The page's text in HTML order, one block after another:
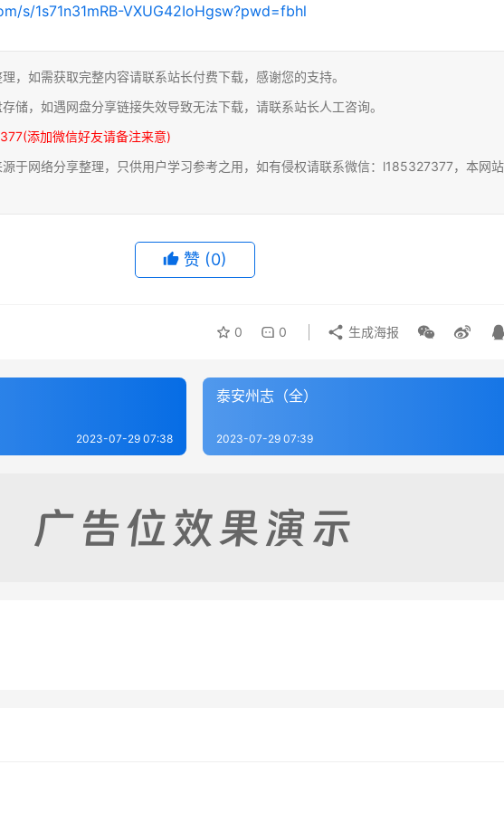
s/1s71n31mRB-VXUG42IoHgsw?pwd=fbhl
，如需获取完整内容请联系站长付费下载，感谢您的支持。
储，如遇网盘分享链接失效导致无法下载，请联系站长人工咨询。
添加微信好友请备注来意)
于网络分享整理，只供用户学习参考之用，如有侵权请联系微信：l185327377，本网
赞 (0)
0 0 生成海报
2023-07-29 07:38
泰安州志（全）
2023-07-29 07:39